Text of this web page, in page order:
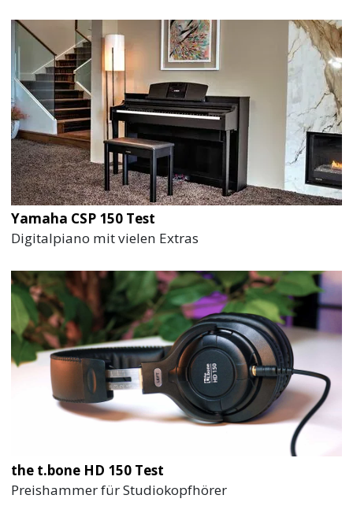
Yamaha CSP 150 Test
Digitalpiano mit vielen Extras
the t.bone HD 150 Test
Preishammer für Studiokopfhörer